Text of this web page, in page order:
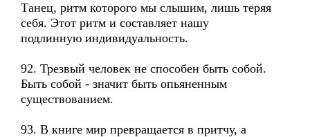
Танец, ритм которого мы слышим, лишь теряя
себя. Этот ритм и составляет нашу
подлинную индивидуальность.
92. Трезвый человек не способен быть собой.
Быть собой - значит быть опьяненным
существованием.
93. В книге мир превращается в притчу, а